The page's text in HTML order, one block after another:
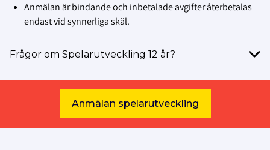
Anmälan är bindande och inbetalade avgifter återbetalas
endast vid synnerliga skäl.
Frågor om Spelarutveckling 12 år?
Anmälan spelarutveckling